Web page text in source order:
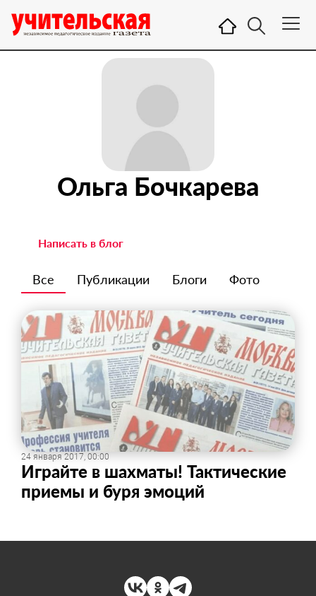
Ольга Бочкарева
Написать в блог
Все Публикации Блоги Фото
24 января 2017, 00:00
Играйте в шахматы! Тактические
приемы и буря эмоций